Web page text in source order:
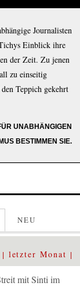
Journalisten
Einblick ihre
der Zeit. Zu jenen
zu einseitig
Teppich gekehrt
UNABHÄNGIGEN
BESTIMMEN SIE.
NEU
letzter Monat
mit Sinti im